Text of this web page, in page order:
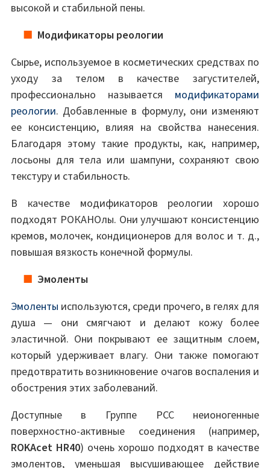
высокой и стабильной пены.
Модификаторы реологии
Сырье, используемое в косметических средствах по
уходу за телом в качестве загустителей,
профессионально называется модификаторами
реологии. Добавленные в формулу, они изменяют
ее консистенцию, влияя на свойства нанесения.
Благодаря этому такие продукты, как, например,
лосьоны для тела или шампуни, сохраняют свою
текстуру и стабильность.
В качестве модификаторов реологии хорошо
подходят РОКАНОлы. Они улучшают консистенцию
кремов, молочек, кондиционеров для волос и т. д.,
повышая вязкость конечной формулы.
Эмоленты
Эмоленты используются, среди прочего, в гелях для
душа — они смягчают и делают кожу более
эластичной. Они покрывают ее защитным слоем,
который удерживает влагу. Они также помогают
предотвратить возникновение очагов воспаления и
обострения этих заболеваний.
Доступные в Группе PCC неионогенные
поверхностно-активные соединения (например,
ROKAcet HR40) очень хорошо подходят в качестве
эмолентов, уменьшая высушивающее действие